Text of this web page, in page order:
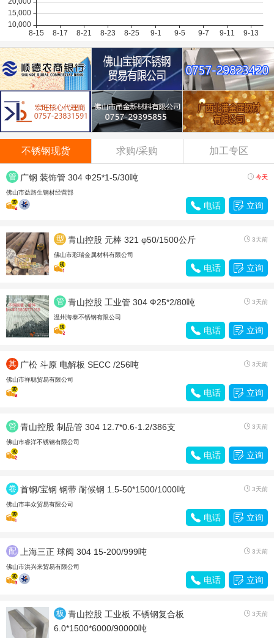
不锈钢现货 求购/采购 加工专区
管
材
广钢 装饰管 304 Ф25*1-5/30吨  今天
佛山市益路生钢材经营部
 电话  立询
型
材
青山控股 元棒 321 φ50/1500公斤  3天前
佛山市彩瑞金属材料有限公司
 电话  立询
管
材
青山控股 工业管 304 Ф25*2/80吨  3天前
温州海泰不锈钢有限公司
 电话  立询
其
他
广松 斗原 电解板 SECC /256吨  3天前
佛山市祥聪贸易有限公司
 电话  立询
管
材
青山控股 制品管 304 12.7*0.6-1.2/386支  3天前
佛山市睿洋不锈钢有限公司
 电话  立询
卷
带
首钢/宝钢 钢带 耐候钢 1.5-50*1500/1000吨  3天前
佛山市丰众贸易有限公司
 电话  立询
配
件
上海三正 球阀 304 15-200/999吨  3天前
佛山市洪兴来贸易有限公司
 电话  立询
板
材
青山控股 工业板 不锈钢复合板
6.0*1500*6000/90000吨
 3天前